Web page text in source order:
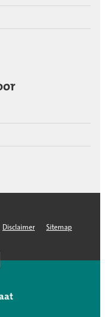
Disclaimer Sitemap